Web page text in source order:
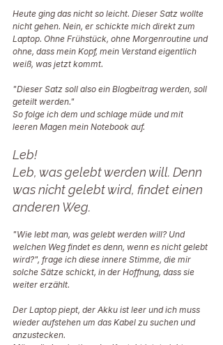
Heute ging das nicht so leicht. Dieser Satz wollte
nicht gehen. Nein, er schickte mich direkt zum
Laptop. Ohne Frühstück, ohne Morgenroutine und
ohne, dass mein Kopf, mein Verstand eigentlich
weiß, was jetzt kommt.
"Dieser Satz soll also ein Blogbeitrag werden, soll
geteilt werden."
So folge ich dem und schlage müde und mit
leeren Magen mein Notebook auf.
Leb!
Leb, was gelebt werden will. Denn
was nicht gelebt wird, findet einen
anderen Weg.
"Wie lebt man, was gelebt werden will? Und
welchen Weg findet es denn, wenn es nicht gelebt
wird?", frage ich diese innere Stimme, die mir
solche Sätze schickt, in der Hoffnung, dass sie
weiter erzählt.
Der Laptop piept, der Akku ist leer und ich muss
wieder aufstehen um das Kabel zu suchen und
anzustecken.